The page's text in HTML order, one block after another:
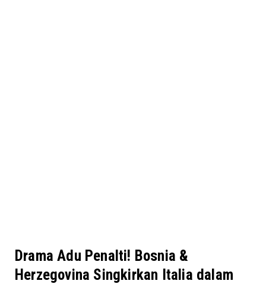
Drama Adu Penalti! Bosnia &
Herzegovina Singkirkan Italia dalam